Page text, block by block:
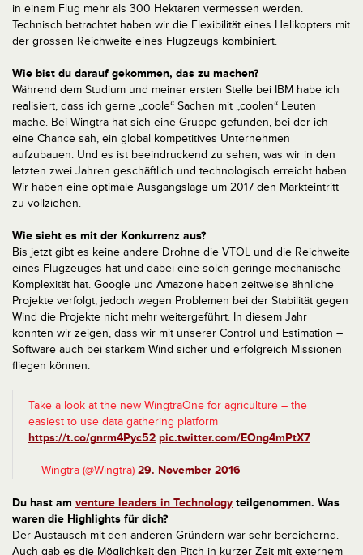
in einem Flug mehr als 300 Hektaren vermessen werden.
Technisch betrachtet haben wir die Flexibilität eines Helikopters mit
der grossen Reichweite eines Flugzeugs kombiniert.
Wie bist du darauf gekommen, das zu machen?
Während dem Studium und meiner ersten Stelle bei IBM habe ich
realisiert, dass ich gerne „coole“ Sachen mit „coolen“ Leuten
mache. Bei Wingtra hat sich eine Gruppe gefunden, bei der ich
eine Chance sah, ein global kompetitives Unternehmen
aufzubauen. Und es ist beeindruckend zu sehen, was wir in den
letzten zwei Jahren geschäftlich und technologisch erreicht haben.
Wir haben eine optimale Ausgangslage um 2017 den Markteintritt
zu vollziehen.
Wie sieht es mit der Konkurrenz aus?
Bis jetzt gibt es keine andere Drohne die VTOL und die Reichweite
eines Flugzeuges hat und dabei eine solch geringe mechanische
Komplexität hat. Google und Amazone haben zeitweise ähnliche
Projekte verfolgt, jedoch wegen Problemen bei der Stabilität gegen
Wind die Projekte nicht mehr weitergeführt. In diesem Jahr
konnten wir zeigen, dass wir mit unserer Control und Estimation –
Software auch bei starkem Wind sicher und erfolgreich Missionen
fliegen können.
Take a look at the new WingtraOne for agriculture – the
easiest to use data gathering platform
https://t.co/gnrm4Pyc52 pic.twitter.com/EOng4mPtX7
— Wingtra (@Wingtra) 29. November 2016
Du hast am venture leaders in Technology teilgenommen. Was
waren die Highlights für dich?
Der Austausch mit den anderen Gründern war sehr bereichernd.
Auch gab es die Möglichkeit den Pitch in kurzer Zeit mit externem